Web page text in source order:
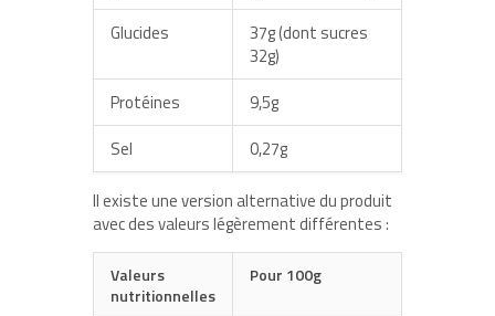
Glucides
37g (dont sucres
32g)
Protéines
9,5g
Sel
0,27g
Il existe une version alternative du produit
avec des valeurs légèrement différentes :
Valeurs
nutritionnelles
Pour 100g